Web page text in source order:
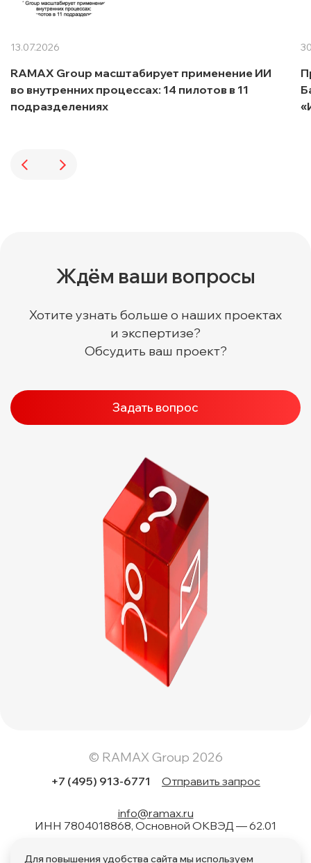
13.07.2026
RAMAX Group масштабирует применение ИИ
во внутренних процессах: 14 пилотов в 11
подразделениях
Ждём ваши вопросы
Хотите узнать больше о наших проектах
и экспертизе?
Обсудить ваш проект?
Задать вопрос
© RAMAX Group 2026
+7 (495) 913-6771 Отправить запрос
info@ramax.ru
ИНН 7804018868, Основной ОКВЭД — 62.01
Для повышения удобства сайта мы используем